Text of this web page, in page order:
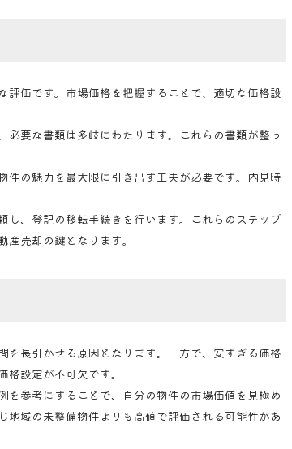
価です。市場価格を把握することで、適切な価格設
要な書類は多岐にわたります。これらの書類が整っ
の魅力を最大限に引き出す工夫が必要です。内見時
し、登記の移転手続きを行います。これらのステップ
売却の鍵となります。
長引かせる原因となります。一方で、安すぎる価格
設定が不可欠です。
参考にすることで、自分の物件の市場価値を見極め
域の未整備物件よりも高値で評価される可能性があ